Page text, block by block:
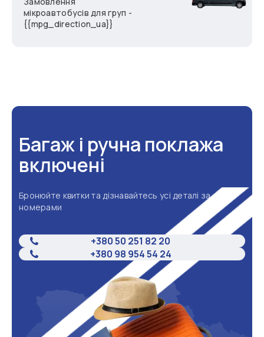
мікроавтобусів для груп -
{{mpg_direction_ua}}
Багаж і ручна поклажа
включені
Бронюйте квитки та дізнавайтесь усі деталі за
номерами
+380 50 251 82 20
+380 98 954 54 24